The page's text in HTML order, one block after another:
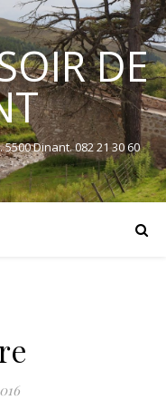
DE
Dinant. 082 21 30 60